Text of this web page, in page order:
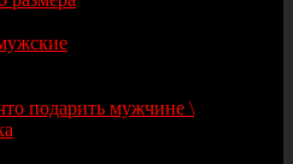
подарить мужчине \